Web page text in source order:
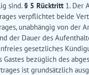
sind.§ 5 Rücktritt 1. Der
verpflichtet beide
unabhängig von der
der Dauer des
gesetzliches
bezüglich des
ist grundsätzlich